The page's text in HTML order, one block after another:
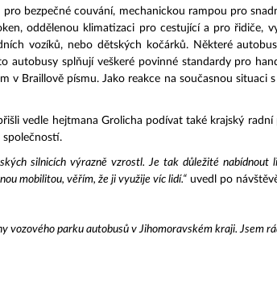
bezpečné couvání, mechanickou rampou pro
oddělenou klimatizaci pro cestující a pro řidiče,
vozíků, nebo dětských kočárků. Některé
autobusy splňují veškeré povinné standardy pro
v Braillově písmu. Jako reakce na současnou
vedle hejtmana Grolicha podívat také krajský
společností.
silnicích výrazně vzrostl. Je tak důležité
mobilitou, věřím, že ji využije víc lidí.“ uvedl po
vozového parku autobusů v Jihomoravském kraji. Jsem